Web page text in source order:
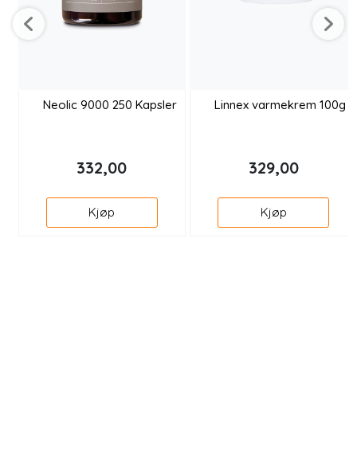
Neolic 9000 250 Kapsler
332,00
Kjøp
Linnex varmekrem 100g
329,00
Kjøp